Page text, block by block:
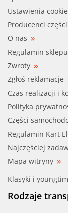
Ustawienia
Producenci części
O nas
Regulamin sklepu
Zwroty
Zgłoś reklamacje
Czas realizacji i
Polityka
Części
Regulamin Kart
Najczęściej
Mapa witryny
Klasyki i
Rodzaje